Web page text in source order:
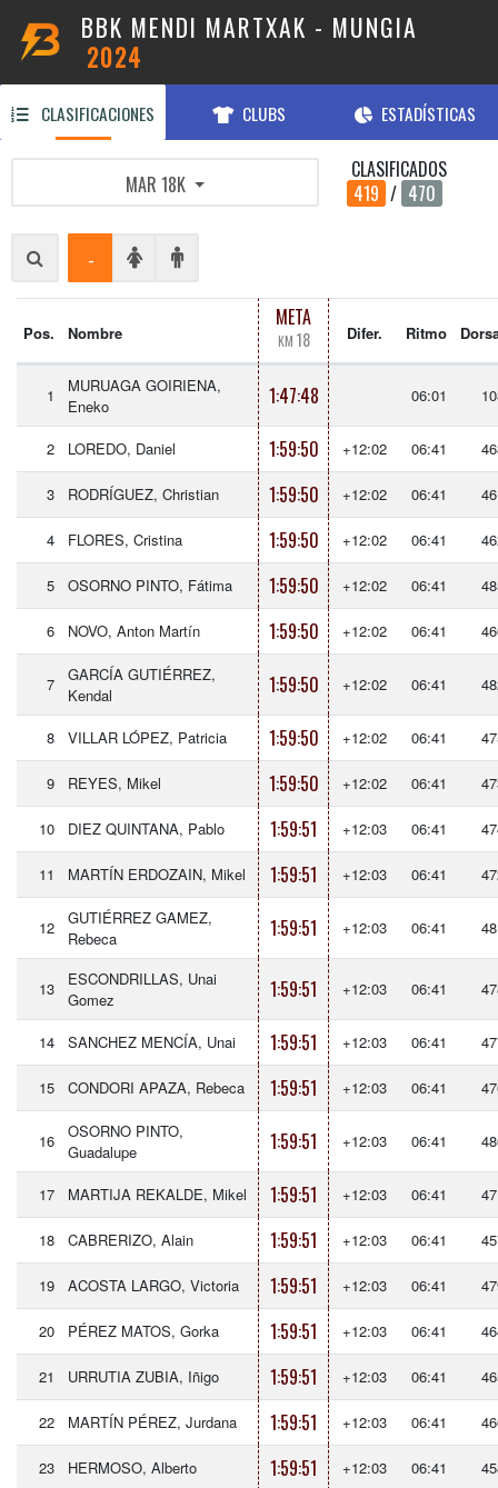
BBK MENDI MARTXAK - MUNGIA
2024
CLASIFICACIONES CLUBS ESTADÍSTICAS
MAR 18K
CLASIFICADOS
419 / 470
-
Pos. Nombre
META
KM 18 Difer. Ritmo
1
MURUAGA GOIRIENA,
Eneko
1:47:48 06:01
2 LOREDO, Daniel 1:59:50 +12:02 06:41
3 RODRÍGUEZ, Christian 1:59:50 +12:02 06:41
4 FLORES, Cristina 1:59:50 +12:02 06:41
5 OSORNO PINTO, Fátima 1:59:50 +12:02 06:41
6 NOVO, Anton Martín 1:59:50 +12:02 06:41
7
GARCÍA GUTIÉRREZ,
Kendal
1:59:50 +12:02 06:41
8 VILLAR LÓPEZ, Patricia 1:59:50 +12:02 06:41
9 REYES, Mikel 1:59:50 +12:02 06:41
10 DIEZ QUINTANA, Pablo 1:59:51 +12:03 06:41
11 MARTÍN ERDOZAIN, Mikel 1:59:51 +12:03 06:41
12
GUTIÉRREZ GAMEZ,
Rebeca
1:59:51 +12:03 06:41
13
ESCONDRILLAS, Unai
Gomez
1:59:51 +12:03 06:41
14 SANCHEZ MENCÍA, Unai 1:59:51 +12:03 06:41
15 CONDORI APAZA, Rebeca 1:59:51 +12:03 06:41
16
OSORNO PINTO,
Guadalupe
1:59:51 +12:03 06:41
17 MARTIJA REKALDE, Mikel 1:59:51 +12:03 06:41
18 CABRERIZO, Alain 1:59:51 +12:03 06:41
19 ACOSTA LARGO, Victoria 1:59:51 +12:03 06:41
20 PÉREZ MATOS, Gorka 1:59:51 +12:03 06:41
21 URRUTIA ZUBIA, Iñigo 1:59:51 +12:03 06:41
22 MARTÍN PÉREZ, Jurdana 1:59:51 +12:03 06:41
23 HERMOSO, Alberto 1:59:51 +12:03 06:41